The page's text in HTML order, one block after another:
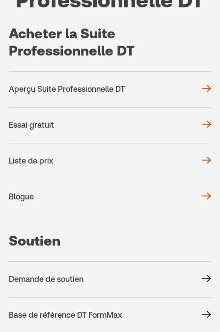
Acheter la Suite
Professionnelle DT
Aperçu Suite Professionnelle DT
Essai gratuit
Liste de prix
Blogue
Soutien
Demande de soutien
Base de référence DT FormMax